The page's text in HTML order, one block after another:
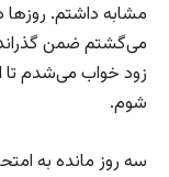
مشابه داشتم. روزها
می‌گشتم ضمن
زود خواب می‌شدم تا
شوم.
سه روز مانده به